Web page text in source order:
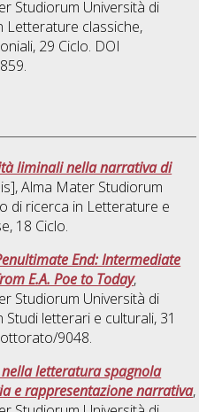
Studiorum Università di
Letterature classiche,
, 29 Ciclo. DOI
liminali nella narrativa di
Alma Mater Studiorum
di ricerca in Letterature e
, 18 Ciclo.
End: Intermediate
E.A. Poe to Today,
Studiorum Università di
Studi letterari e culturali, 31
9048.
letteratura spagnola
e rappresentazione narrativa,